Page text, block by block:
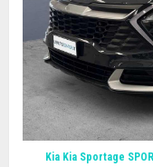
Kia Kia Sportage